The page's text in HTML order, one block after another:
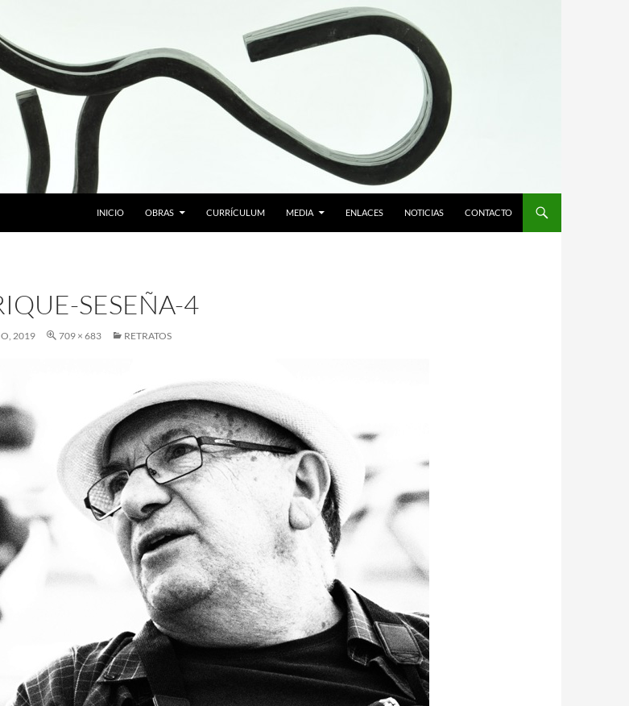
INICIO
OBRAS CURRÍCULUM MEDIA ENLACES NOTICIAS CONTACTO
SESEÑA-4
2019 709 × 683 RETRATOS